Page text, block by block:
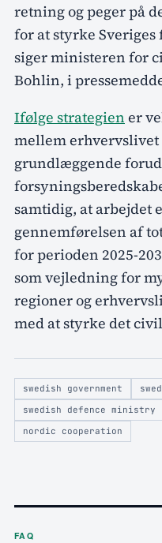
retning og peger på
for at styrke
siger ministeren for
Bohlin, i
Ifølge strategien er
mellem
grundlæggende
samtidig, at arbejdet
gennemførelsen af
for perioden 2025-
som vejledning for
regioner og
med at styrke det
swedish government
swedish defence ministry
nordic cooperation
FAQ